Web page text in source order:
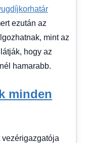
ezután az
mint az
hogy az
hamarabb.
minden